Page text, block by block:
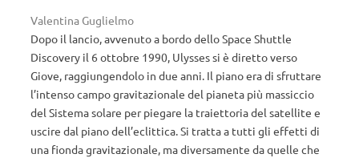
Valentina Guglielmo
Dopo il lancio, avvenuto a bordo dello Space Shuttle
Discovery il 6 ottobre 1990, Ulysses si è diretto verso
Giove, raggiungendolo in due anni. Il piano era di sfruttare
l’intenso campo gravitazionale del pianeta più massiccio
del Sistema solare per piegare la traiettoria del satellite e
uscire dal piano dell’eclittica. Si tratta a tutti gli effetti di
una fionda gravitazionale, ma diversamente da quelle che